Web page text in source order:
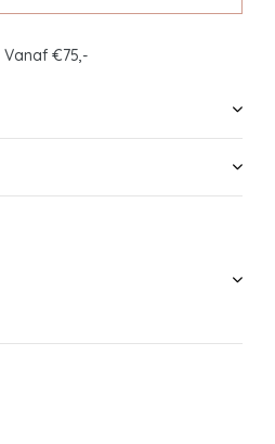
Vanaf €75,-